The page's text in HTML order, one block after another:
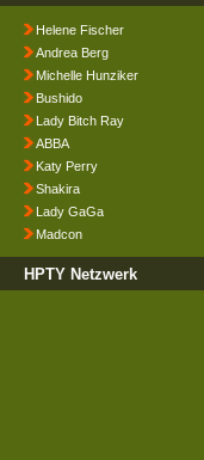
Helene Fischer
Andrea Berg
Michelle Hunziker
Bushido
Lady Bitch Ray
ABBA
Katy Perry
Shakira
Lady GaGa
Madcon
HPTY Netzwerk